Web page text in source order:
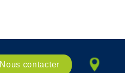
Nous contacter